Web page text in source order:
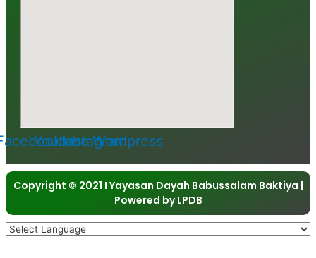
YoutubeInstagram
Wordpress
Copyright © 2021 I Yayasan Dayah Babussalam Baktiya |
Powered by LPDB